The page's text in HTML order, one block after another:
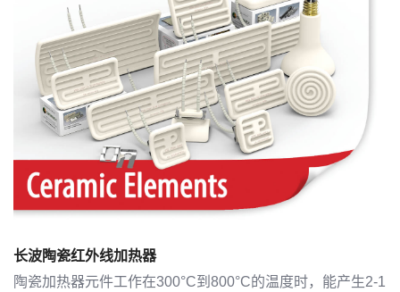
长波陶瓷红外线加热器
陶瓷加热器元件工作在300°C到800°C的温度时，能产生2-1